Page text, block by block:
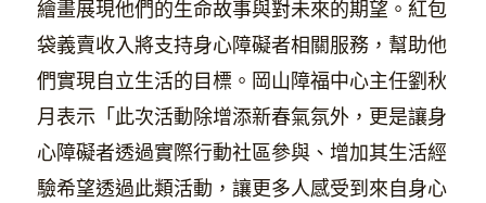
繪畫展現他們的生命故事與對未來的期望。紅包
袋義賣收入將支持身心障礙者相關服務，幫助他
們實現自立生活的目標。岡山障福中心主任劉秋
月表示「此次活動除增添新春氣氛外，更是讓身
心障礙者透過實際行動社區參與、增加其生活經
驗希望透過此類活動，讓更多人感受到來自身心